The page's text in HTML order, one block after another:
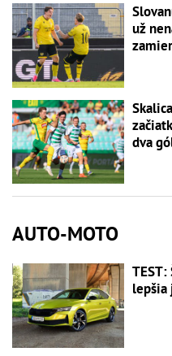
už
dva
AUTO-MOTO
lepšia